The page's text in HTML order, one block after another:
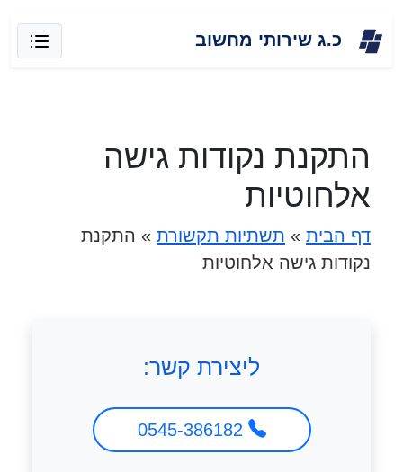
כ.ג שירותי מחשוב
התקנת נקודות גישה
אלחוטיות
דף הבית » תשתיות תקשורת » התקנת
נקודות גישה אלחוטיות
ליצירת קשר: